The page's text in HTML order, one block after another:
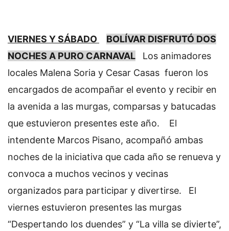
VIERNES Y SÁBADO
BOLÍVAR DISFRUTÓ DOS
NOCHES A PURO CARNAVAL
Los animadores
locales Malena Soria y Cesar Casas fueron los
encargados de acompañar el evento y recibir en
la avenida a las murgas, comparsas y batucadas
que estuvieron presentes este año.
El
intendente Marcos Pisano, acompañó ambas
noches de la iniciativa que cada año se renueva y
convoca a muchos vecinos y vecinas
organizados para participar y divertirse.
El
viernes estuvieron presentes las murgas
“Despertando los duendes” y “La villa se divierte”,